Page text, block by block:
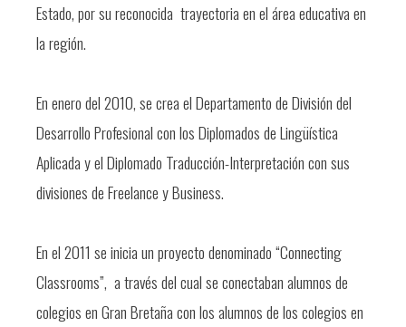
Estado, por su reconocida trayectoria en el área educativa en
la región.
En enero del 2010, se crea el Departamento de División del
Desarrollo Profesional con los Diplomados de Lingüística
Aplicada y el Diplomado Traducción-Interpretación con sus
divisiones de Freelance y Business.
En el 2011 se inicia un proyecto denominado “Connecting
Classrooms”, a través del cual se conectaban alumnos de
colegios en Gran Bretaña con los alumnos de los colegios en